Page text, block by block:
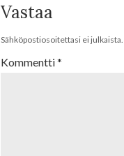
Vastaa
Sähköpostiosoitettasi ei julkaista.
Kommentti*